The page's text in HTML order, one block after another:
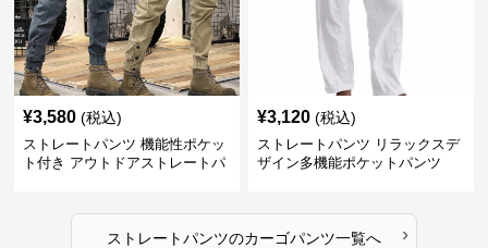
¥3,580 (税込)
ストレートパンツ 機能性ポケッ
ト付き アウトドアストレートパ
¥3,120 (税込)
ストレートパンツ リラックスデ
ザイン多機能ポケットパンツ
ストレートパンツのカーゴパンツ一覧へ ›